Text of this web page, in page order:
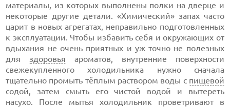
материалы, из которых выполнены полки на дверце и
некоторые другие детали. «Химический» запах часто
царит в новых агрегатах, неправильно подготовленных
к эксплуатации. Чтобы избавить себя и окружающих от
вдыхания не очень приятных и уж точно не полезных
для здоровья ароматов, внутренние поверхности
свежекупленного холодильника нужно сначала
тщательно промыть тёплым раствором воды с пищевой
содой, затем смыть его чистой водой и вытереть
насухо. После мытья холодильник проветривают в